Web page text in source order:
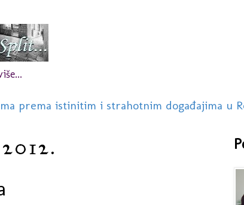
prema istinitim i strahotnim događajima u